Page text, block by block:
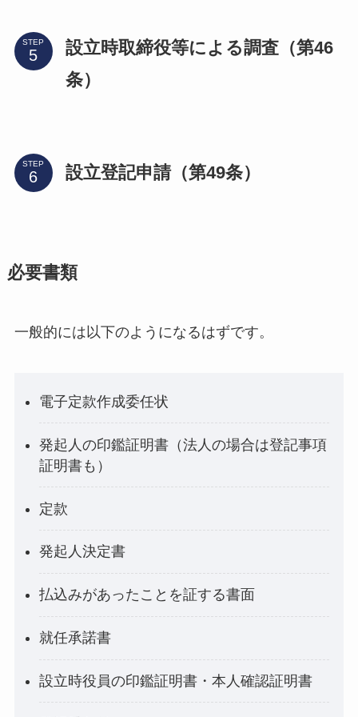
STEP
設立時取締役等による調査（第46
条）
STEP 設立登記申請（第49条）
必要書類
一般的には以下のようになるはずです。
電子定款作成委任状
発起人の印鑑証明書（法人の場合は登記事項
証明書も）
定款
発起人決定書
払込みがあったことを証する書面
就任承諾書
設立時役員の印鑑証明書・本人確認証明書